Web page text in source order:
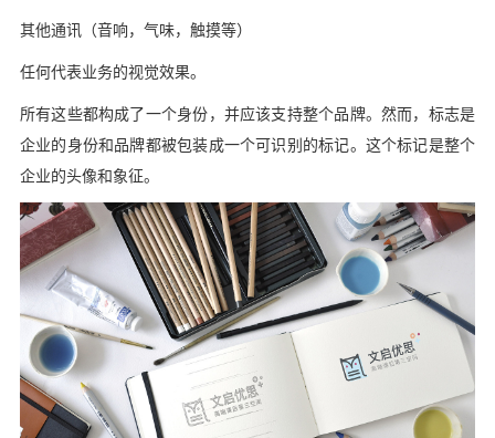
其他通讯（音响，气味，触摸等）
任何代表业务的视觉效果。
所有这些都构成了一个身份，并应该支持整个品牌。然而，标志是
企业的身份和品牌都被包装成一个可识别的标记。这个标记是整个
企业的头像和象征。